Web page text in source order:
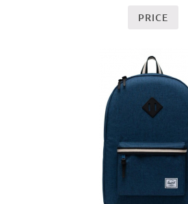
PRICE